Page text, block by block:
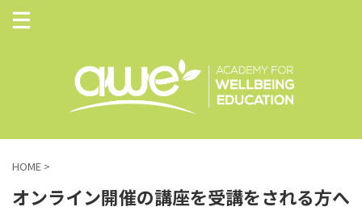
HOME >
オンライン開催の講座を受講をされる方へ